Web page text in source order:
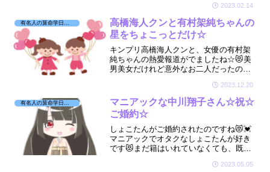
ん。幼少期から苦労されて壮絶な人生を
歩んできたとか😨いったいどんな宿命な
のでしょうか？
2023.02.14
有名人の算命学日記☆
高橋海人クンと有村架純ちゃんの
星をちょこっとだけ☆
キンプリ高橋海人クンと、女優の有村架
純ちゃんの熱愛報道がでましたね☆😻美
男美女だけれど意外なお二人だったので
こっとだけ拝見させていただきました☆
🔮
2023.12.20
マニアックな中川翔子さん☆祝☆
ご婚約☆
しょこたんがご婚約されたのですね😻💓
マニアックでオタクなしょこたんが好き
です😻まだ籍はいれていなくても、既に
婚のご縁になります💒そんなしょこたん
2023.05.05